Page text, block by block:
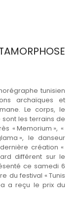
tunisien
archaïques et
Le corps, le
les terrains de
« Memorium », «
création «
différent sur le
ce samedi 6
du festival « Tunis
a reçu le prix du